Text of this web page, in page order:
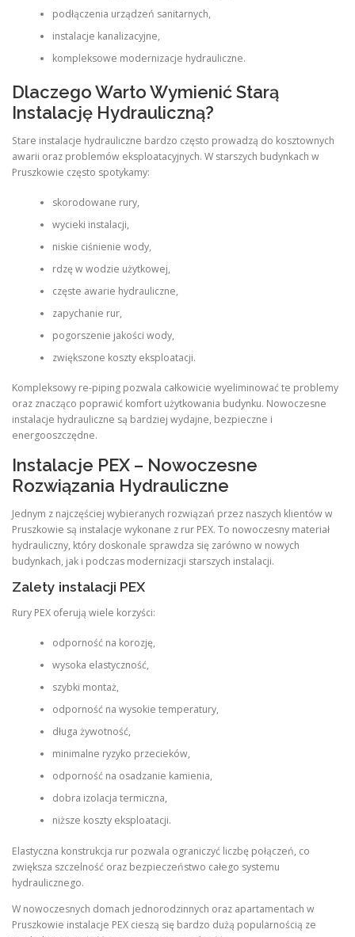
podłączenia urządzeń sanitarnych,
instalacje kanalizacyjne,
kompleksowe modernizacje hydrauliczne.
Dlaczego Warto Wymienić Starą
Instalację Hydrauliczną?
Stare instalacje hydrauliczne bardzo często prowadzą do kosztownych
awarii oraz problemów eksploatacyjnych. W starszych budynkach w
Pruszkowie często spotykamy:
skorodowane rury,
wycieki instalacji,
niskie ciśnienie wody,
rdzę w wodzie użytkowej,
częste awarie hydrauliczne,
zapychanie rur,
pogorszenie jakości wody,
zwiększone koszty eksploatacji.
Kompleksowy re-piping pozwala całkowicie wyeliminować te problemy
oraz znacząco poprawić komfort użytkowania budynku. Nowoczesne
instalacje hydrauliczne są bardziej wydajne, bezpieczne i
energooszczędne.
Instalacje PEX – Nowoczesne
Rozwiązania Hydrauliczne
Jednym z najczęściej wybieranych rozwiązań przez naszych klientów w
Pruszkowie są instalacje wykonane z rur PEX. To nowoczesny materiał
hydrauliczny, który doskonale sprawdza się zarówno w nowych
budynkach, jak i podczas modernizacji starszych instalacji.
Zalety instalacji PEX
Rury PEX oferują wiele korzyści:
odporność na korozję,
wysoka elastyczność,
szybki montaż,
odporność na wysokie temperatury,
długa żywotność,
minimalne ryzyko przecieków,
odporność na osadzanie kamienia,
dobra izolacja termiczna,
niższe koszty eksploatacji.
Elastyczna konstrukcja rur pozwala ograniczyć liczbę połączeń, co
zwiększa szczelność oraz bezpieczeństwo całego systemu
hydraulicznego.
W nowoczesnych domach jednorodzinnych oraz apartamentach w
Pruszkowie instalacje PEX cieszą się bardzo dużą popularnością ze